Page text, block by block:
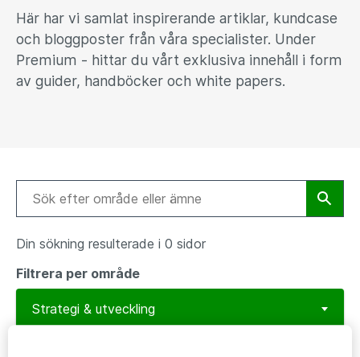
Här har vi samlat inspirerande artiklar, kundcase
och bloggposter från våra specialister. Under
Premium - hittar du vårt exklusiva innehåll i form
av guider, handböcker och white papers.
Din sökning resulterade i 0 sidor
Filtrera per område